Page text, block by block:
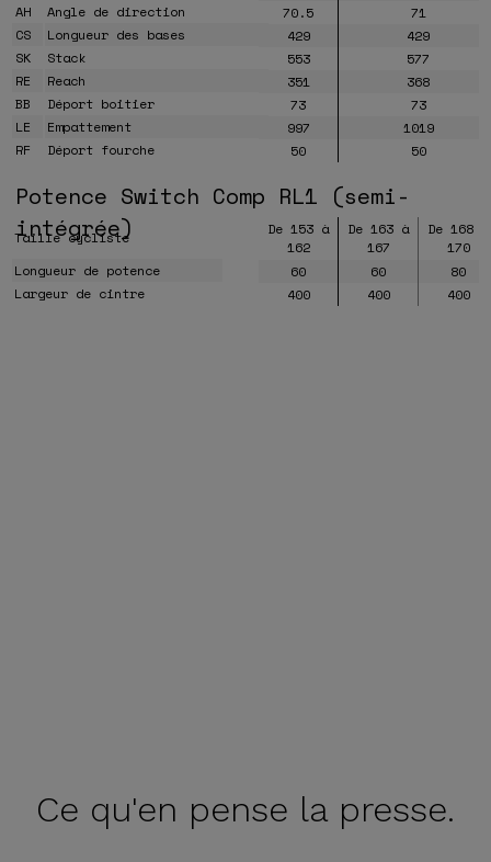
AH
Angle de direction 70.5
71
CS
Longueur des bases 429
429
SK
Stack 553
577
RE
Reach 351
368
BB
Déport boitier 73
73
LE
Empattement 997
1019
RF
Déport fourche 50 50
Potence Switch Comp RL1 (semi-
intégrée)
Taille cycliste
De 153 à
162
De 163 à
167
De 168 à
170
Longueur de potence
60 60
80
Largeur de cintre
400 400 400
Ce qu'en pense la presse.